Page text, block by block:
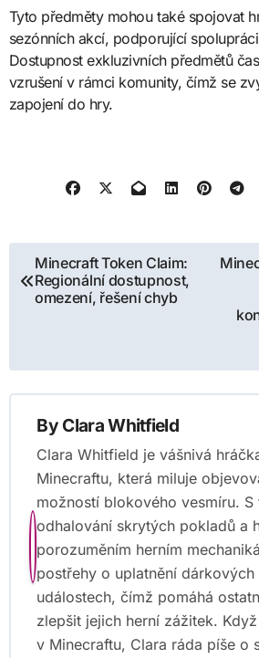
Tyto předměty mohou také spojovat
sezónních akcí, podporující
Dostupnost exkluzivních předmětů
vzrušení v rámci komunity, čímž se
zapojení do hry.
Post
navigation
Minecraft Token Claim:
Regionální dostupnost,
omezení, řešení chyb
By Clara Whitfield
Clara Whitfield je vášnivá
Minecraftu, která miluje
možností blokového vesmíru. S
odhalování skrytých pokladů a
porozuměním herním
postřehy o uplatnění dárkových
událostech, čímž pomáhá
zlepšit jejich herní zážitek.
v Minecraftu, Clara ráda píše o